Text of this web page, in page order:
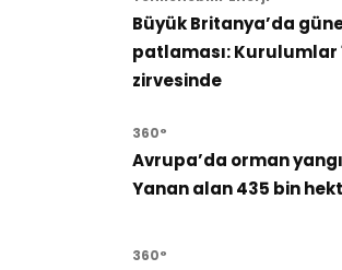
Büyük Britanya’da
patlaması: Kurulumlar
zirvesinde
360°
Avrupa’da orman
Yanan alan 435 bin
360°